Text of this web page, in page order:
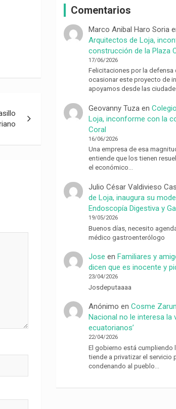
Comentarios
Marco Anibal Haro Soria
Arquitectos de Loja,
construcción de la Plaza
17/06/2026
Felicitaciones por la
ocasionar este proyecto de
apoyamos desde las
Geovanny Tuza en
Loja, inconforme con la
Coral
16/06/2026
Una empresa de esa
entiende que los tienen
el económico…
Julio César Valdivieso
de Loja, inaugura su
Endoscopía Digestiva y
19/05/2026
Buenos días, necesito
médico gastroenterólogo
Jose enFamiliares y
dicen que es inocente y
23/04/2026
Josdeputaaaa
Anónimo enCosme
Nacional no le interesa la
ecuatorianos’
22/04/2026
El gobierno está cumpliendo
tiende a privatizar el servicio
condenando al pueblo…